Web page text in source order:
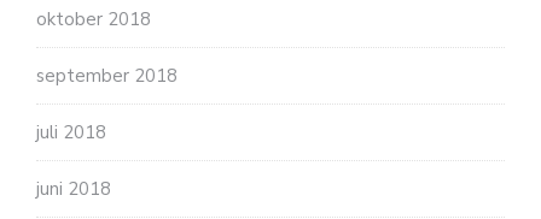
oktober 2018
september 2018
juli 2018
juni 2018